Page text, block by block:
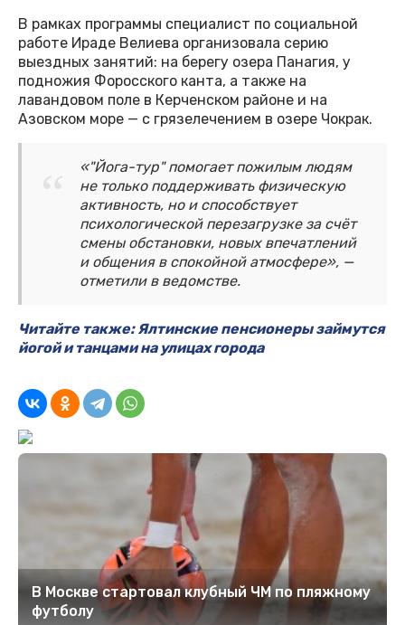
В рамках программы специалист по социальной
работе Ираде Велиева организовала серию
выездных занятий: на берегу озера Панагия, у
подножия Форосского канта, а также на
лавандовом поле в Керченском районе и на
Азовском море — с грязелечением в озере Чокрак.
«"Йога-тур" помогает пожилым людям
не только поддерживать физическую
активность, но и способствует
психологической перезагрузке за счёт
смены обстановки, новых впечатлений
и общения в спокойной атмосфере», —
отметили в ведомстве.
Читайте также: Ялтинские пенсионеры займутся
йогой и танцами на улицах города
В Москве стартовал клубный ЧМ по пляжному
футболу